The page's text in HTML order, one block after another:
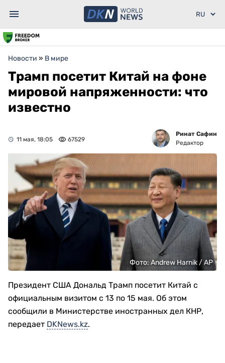
Новости » В мире
Трамп посетит Китай на фоне
мировой напряженности: что
известно
11 мая, 18:05 67529
Ринат Сафин
Редактор
Фото: Andrew Harnik / AP
Президент США Дональд Трамп посетит Китай с
официальным визитом с 13 по 15 мая. Об этом
сообщили в Министерстве иностранных дел КНР,
передает DKNews.kz.